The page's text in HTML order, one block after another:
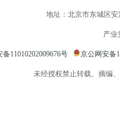
地址：北京市东城区
产业
11010202009676号 京公网安备
未经授权禁止转载、摘编